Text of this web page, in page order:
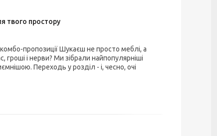
твого простору
пропозиції Шукаєш не просто меблі, а
гроші і нерви? Ми зібрали найпопулярніші
Переходь у розділ - і, чесно, очі